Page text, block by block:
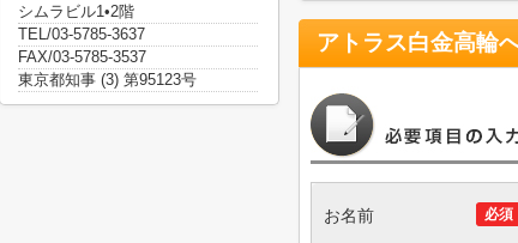
アトラス白金高輪
必須
お名前
シムラビル1•2階
TEL/03-5785-3637
FAX/03-5785-3537
東京都知事 (3) 第95123号